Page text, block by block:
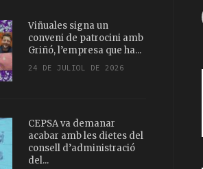
Viñuales signa un
conveni de patrocini amb
Griñó, l’empresa que ha...
24 DE JULIOL DE 2026
CEPSA va demanar
acabar amb les dietes del
consell d’administració
del...